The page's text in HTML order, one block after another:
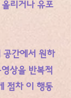
리거나 유포
공간에서 원하
상을 반복적
점차 이 행동